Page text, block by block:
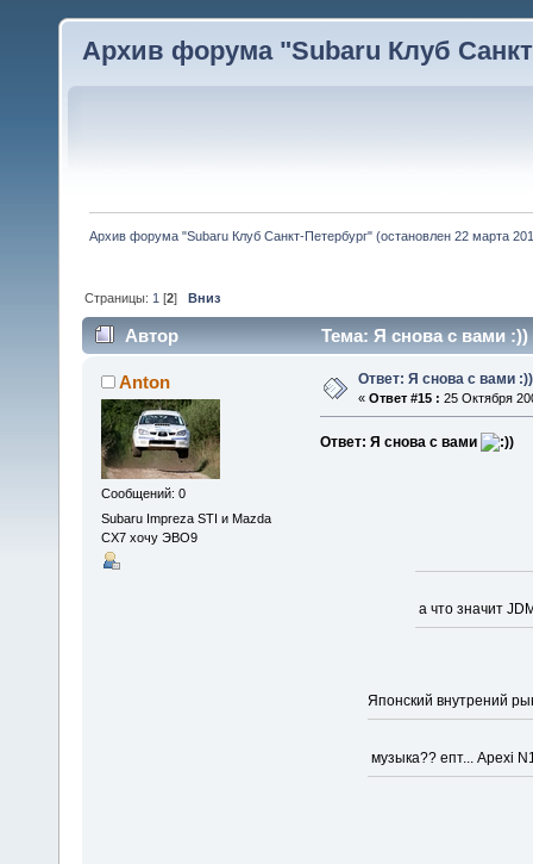
Архив форума "Subaru Клуб
Архив форума "Subaru Клуб Санкт-Петербург" (остановлен 22 марта
Страницы: 1 [2]Вниз
Автор Тема: Я снова с вами
Anton
Сообщений: 0
Subaru Impreza STI и Mazda
CX7 хочу ЭВО9
Ответ: Я снова с вами :))
« Ответ #15 : 25 Октября
Ответ: Я снова с вами
а что значит
Японский внутрений
музыка?? епт... Apexi